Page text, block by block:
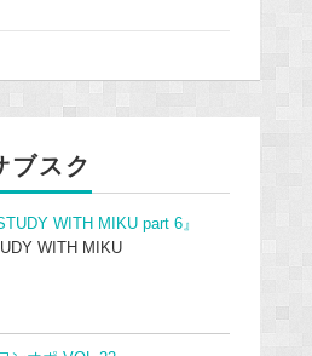
ブスク
WITH MIKU part 6』
WITH MIKU